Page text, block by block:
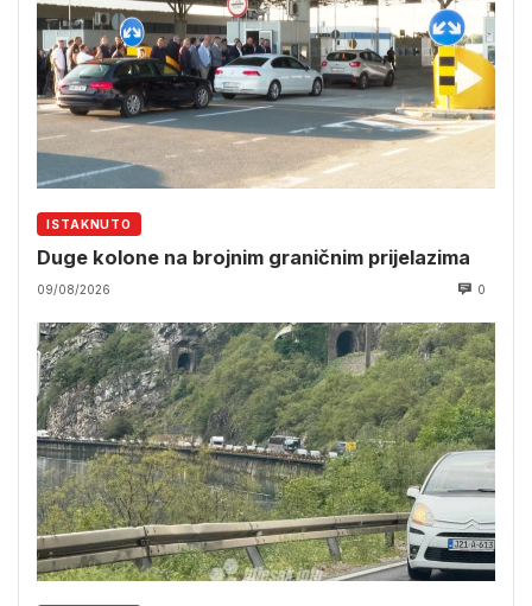
ISTAKNUTO
Duge kolone na brojnim graničnim prijelazima
09/08/2026 0